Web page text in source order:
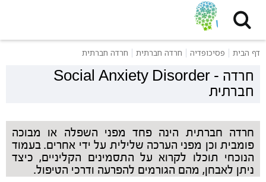
דף הבית פסיכופדיה חרדה חברתית חרדה חברתית
Social Anxiety Disorder - חרדה
חברתית
חרדה חברתית הינה פחד מפני השפלה או מבוכה
פומבית וכן מפני הערכה שלילית על ידי אחרים. בעמוד
הנוכחי תוכלו לקרוא על התסמינים הקליניים, כיצד
ניתן לאבחן, מהם הגורמים להפרעה ודרכי הטיפול.